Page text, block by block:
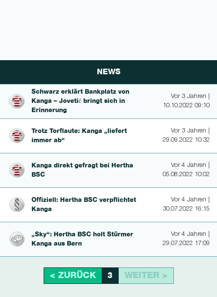
NEWS
Schwarz erklärt Bankplatz von
Kanga – Jovetić bringt sich in
Erinnerung
Vor 3 Jahren |
10.10.2022 09:10
Trotz Torflaute: Kanga „liefert
immer ab“
Vor 3 Jahren |
29.09.2022 10:32
Kanga direkt gefragt bei Hertha
BSC
Vor 4 Jahren |
05.08.2022 10:02
Offiziell: Hertha BSC verpflichtet
Kanga
Vor 4 Jahren |
30.07.2022 16:15
„Sky“: Hertha BSC holt Stürmer
Kanga aus Bern
Vor 4 Jahren |
29.07.2022 17:09
< ZURÜCK 3 WEITER >